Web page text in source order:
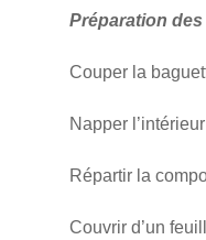
Préparation
Couper la
Napper
Répartir la
Couvrir d’un